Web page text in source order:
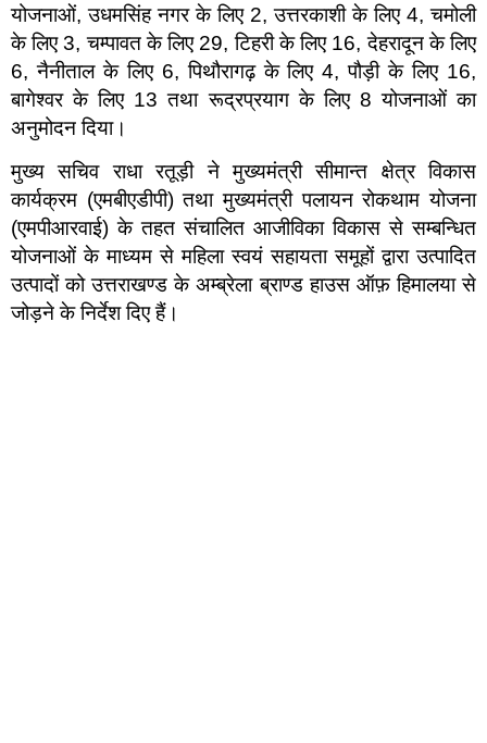
योजनाओं, उधमसिंह नगर के लिए 2, उत्तरकाशी के लिए 4, चमोली
के लिए 3, चम्पावत के लिए 29, टिहरी के लिए 16, देहरादून के लिए
6, नैनीताल के लिए 6, पिथौरागढ़ के लिए 4, पौड़ी के लिए 16,
बागेश्वर के लिए 13 तथा रूद्रप्रयाग के लिए 8 योजनाओं का
अनुमोदन दिया।
मुख्य सचिव राधा रतूड़ी ने मुख्यमंत्री सीमान्त क्षेत्र विकास
कार्यक्रम (एमबीएडीपी) तथा मुख्यमंत्री पलायन रोकथाम योजना
(एमपीआरवाई) के तहत संचालित आजीविका विकास से सम्बन्धित
योजनाओं के माध्यम से महिला स्वयं सहायता समूहों द्वारा उत्पादित
उत्पादों को उत्तराखण्ड के अम्ब्रेला ब्राण्ड हाउस ऑफ़ हिमालया से
जोड़ने के निर्देश दिए हैं।